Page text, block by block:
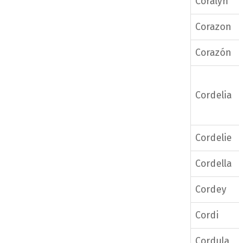
Corazon
Corazón
Cordelia
Cordelie
Cordella
Cordey
Cordi